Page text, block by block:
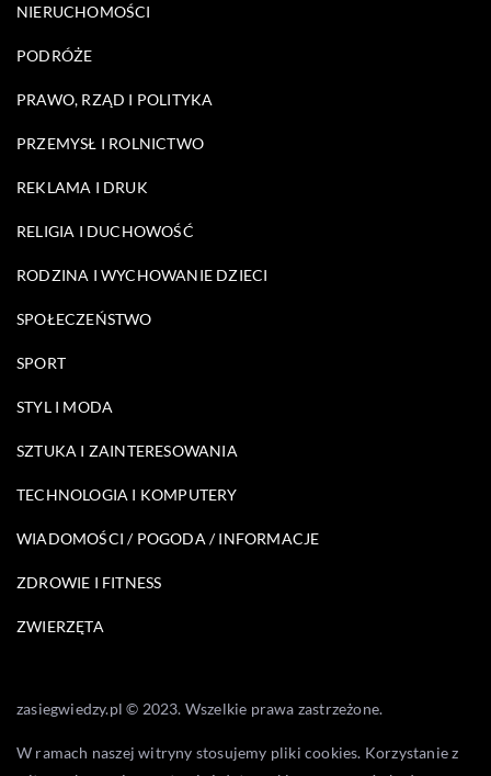
NIERUCHOMOŚCI
PODRÓŻE
PRAWO, RZĄD I POLITYKA
PRZEMYSŁ I ROLNICTWO
REKLAMA I DRUK
RELIGIA I DUCHOWOŚĆ
RODZINA I WYCHOWANIE DZIECI
SPOŁECZEŃSTWO
SPORT
STYL I MODA
SZTUKA I ZAINTERESOWANIA
TECHNOLOGIA I KOMPUTERY
WIADOMOŚCI / POGODA / INFORMACJE
ZDROWIE I FITNESS
ZWIERZĘTA
zasiegwiedzy.pl © 2023. Wszelkie prawa zastrzeżone.
W ramach naszej witryny stosujemy pliki cookies. Korzystanie z